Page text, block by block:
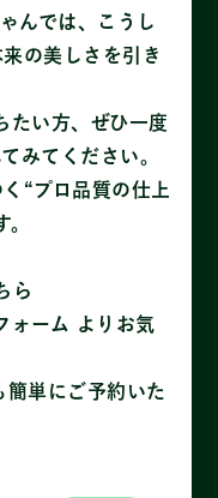
んでは、こうし
の美しさを引き
たい方、ぜひ一度
みてください。
“プロ品質の仕上
ら
ォーム よりお気
単にご予約いた